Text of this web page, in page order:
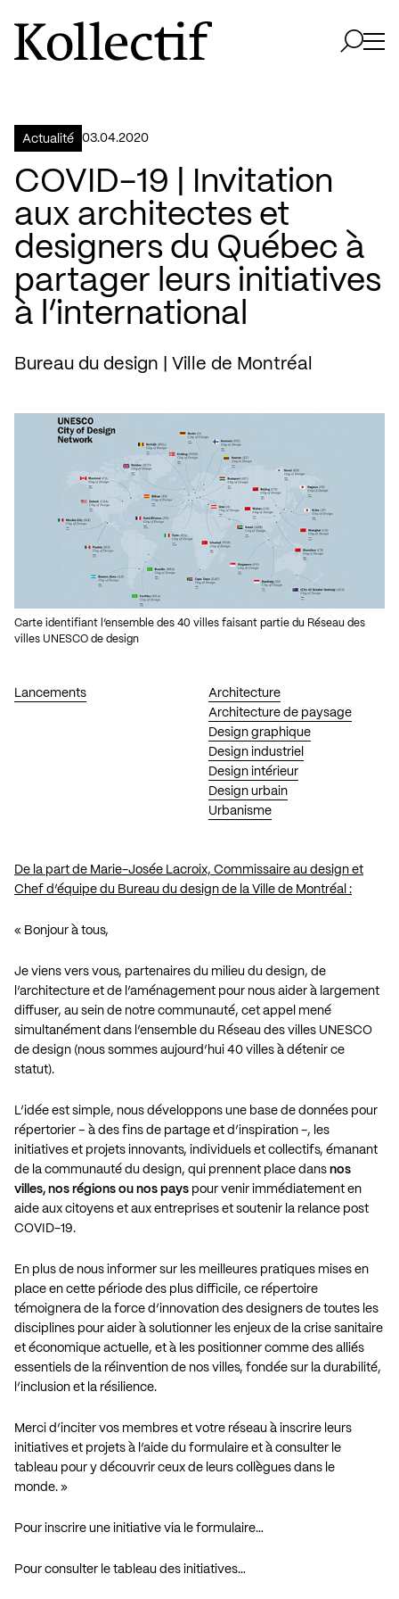
Aller à la page d'accueil
Logo Kollectif
Actualité 03.04.2020
COVID-19 | Invitation
aux architectes et
designers du Québec à
partager leurs initiatives
à l’international
Bureau du design | Ville de Montréal
Lancements
Architecture
Architecture de paysage
Design graphique
Design industriel
Design intérieur
Design urbain
Urbanisme
Carte identifiant l’ensemble des 40 villes faisant partie du Réseau des
villes UNESCO de design
De la part de Marie-Josée Lacroix, Commissaire au design et
Chef d’équipe du Bureau du design de la Ville de Montréal :
« Bonjour à tous,
Je viens vers vous, partenaires du milieu du design, de
l’architecture et de l’aménagement pour nous aider à largement
diffuser, au sein de notre communauté, cet appel mené
simultanément dans l’ensemble du Réseau des villes UNESCO
de design (nous sommes aujourd’hui 40 villes à détenir ce
statut).
L’idée est simple, nous développons une base de données pour
répertorier – à des fins de partage et d’inspiration -, les
initiatives et projets innovants, individuels et collectifs, émanant
de la communauté du design, qui prennent place dans nos
villes, nos régions ou nos pays pour venir immédiatement en
aide aux citoyens et aux entreprises et soutenir la relance post
COVID-19.
En plus de nous informer sur les meilleures pratiques mises en
place en cette période des plus difficile, ce répertoire
témoignera de la force d’innovation des designers de toutes les
disciplines pour aider à solutionner les enjeux de la crise sanitaire
et économique actuelle, et à les positionner comme des alliés
essentiels de la réinvention de nos villes, fondée sur la durabilité,
l’inclusion et la résilience.
Merci d’inciter vos membres et votre réseau à inscrire leurs
initiatives et projets à l’aide du formulaire et à consulter le
tableau pour y découvrir ceux de leurs collègues dans le
monde. »
Pour inscrire une initiative via le formulaire…
Pour consulter le tableau des initiatives…